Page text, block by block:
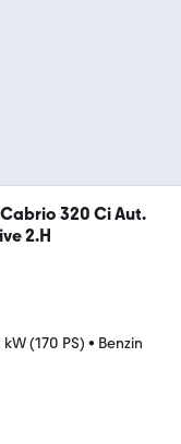
320 Ci Aut.
2.H
kW (170 PS) • Benzin